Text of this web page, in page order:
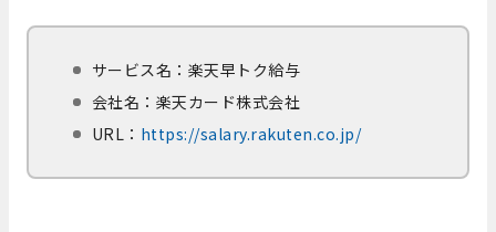
サービス名：楽天早トク給与
会社名：楽天カード株式会社
URL： https://salary.rakuten.co.jp/